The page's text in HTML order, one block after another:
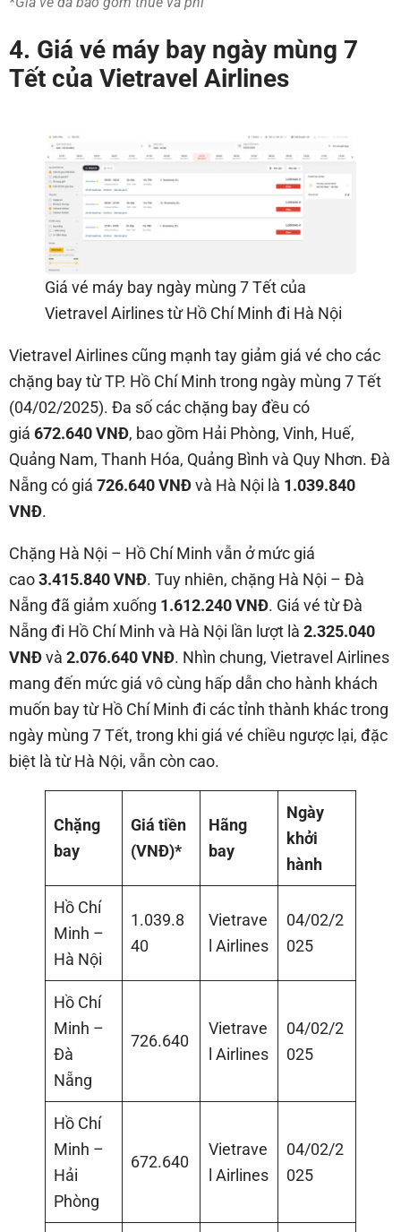
4. Giá vé máy bay ngày mùng 7
Tết của Vietravel Airlines
Giá vé máy bay ngày mùng 7 Tết của
Vietravel Airlines từ Hồ Chí Minh đi Hà Nội
Vietravel Airlines cũng mạnh tay giảm giá vé cho các
chặng bay từ TP. Hồ Chí Minh trong ngày mùng 7 Tết
(04/02/2025). Đa số các chặng bay đều có
giá 672.640 VNĐ, bao gồm Hải Phòng, Vinh, Huế,
Quảng Nam, Thanh Hóa, Quảng Bình và Quy Nhơn. Đà
Nẵng có giá 726.640 VNĐvà Hà Nội là 1.039.840
VNĐ.
Chặng Hà Nội – Hồ Chí Minh vẫn ở mức giá
cao3.415.840 VNĐ. Tuy nhiên, chặng Hà Nội – Đà
Nẵng đã giảm xuống 1.612.240 VNĐ. Giá vé từ Đà
Nẵng đi Hồ Chí Minh và Hà Nội lần lượt là 2.325.040
VNĐvà 2.076.640 VNĐ. Nhìn chung, Vietravel Airlines
mang đến mức giá vô cùng hấp dẫn cho hành khách
muốn bay từ Hồ Chí Minh đi các tỉnh thành khác trong
ngày mùng 7 Tết, trong khi giá vé chiều ngược lại, đặc
biệt là từ Hà Nội, vẫn còn cao.
Chặng
bay
Giá tiền
(VNĐ)*
Hãng
bay
Ngày
khởi
hành
Hồ Chí
Minh –
Hà Nội
1.039.8
40
Vietrave
l Airlines
04/02/2
025
Hồ Chí
Minh –
Đà
Nẵng
726.640
Vietrave
l Airlines
04/02/2
025
Hồ Chí
Minh –
Hải
Phòng
672.640
Vietrave
l Airlines
04/02/2
025